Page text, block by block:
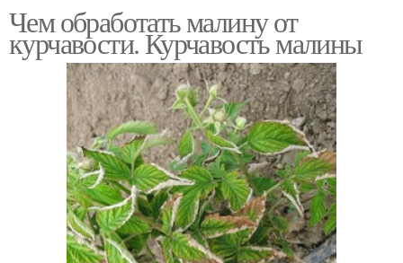
Чем обработать малину от
курчавости. Курчавость малины